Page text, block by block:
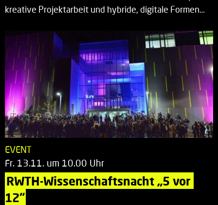
kreative Projektarbeit und hybride, digitale Formen…
EVENT
Fr. 13.11. um 10.00 Uhr
RWTH-Wissenschaftsnacht „5 vor
12“